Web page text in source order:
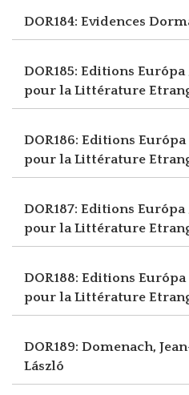
DOR184: Evidences
DOR185: Editions
pour la Littérature
DOR186: Editions
pour la Littérature
DOR187: Editions
pour la Littérature
DOR188: Editions
pour la Littérature
DOR189: Domenach,
László